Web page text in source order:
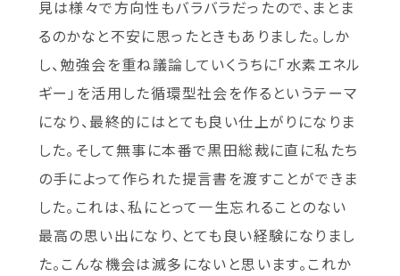
見は様々で方向性もバラバラだったので、まとま
るのかなと不安に思ったときもありました。しか
し、勉強会を重ね議論していくうちに「水素エネル
ギー」を活用した循環型社会を作るというテーマ
になり、最終的にはとても良い仕上がりになりま
した。そして無事に本番で黒田総裁に直に私たち
の手によって作られた提言書を渡すことができま
した。これは、私にとって一生忘れることのない
最高の思い出になり、とても良い経験になりまし
た。こんな機会は滅多にないと思います。これか